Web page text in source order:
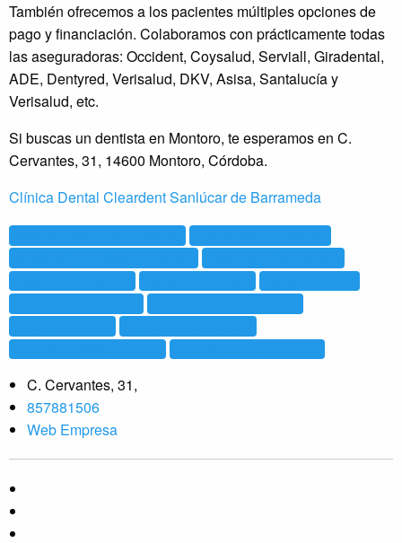
También ofrecemos a los pacientes múltiples opciones de
pago y financiación. Colaboramos con prácticamente todas
las aseguradoras: Occident, Coysalud, Serviall, Giradental,
ADE, Dentyred, Verisalud, DKV, Asisa, Santalucía y
Verisalud, etc.
Si buscas un dentista en Montoro, te esperamos en C.
Cervantes, 31, 14600 Montoro, Córdoba.
Clínica Dental Cleardent Sanlúcar de Barrameda
C. Cervantes, 31,
857881506
Web Empresa